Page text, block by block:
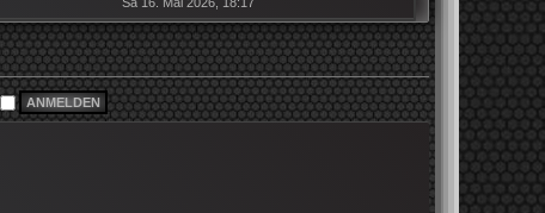
e
r
B
e
i
t
r
a
u
e
s
t
e
r
B
e